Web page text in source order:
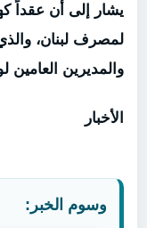
يشار إلى أن عقداً
لمصرف لبنان،
والمديرين العامين
الأخبار
وسوم الخبر: